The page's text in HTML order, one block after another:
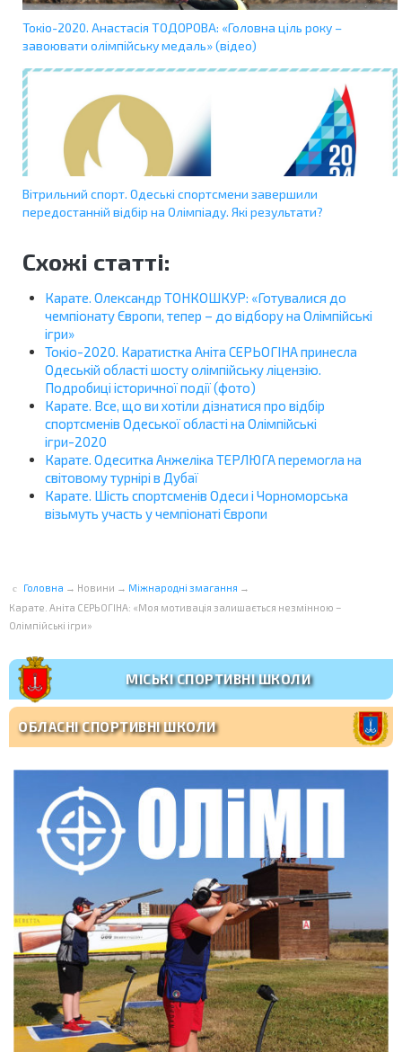
Токіо-2020. Анастасія ТОДОРОВА: «Головна ціль року –
завоювати олімпійську медаль» (відео)
Вітрильний спорт. Одеські спортсмени завершили
передостанній відбір на Олімпіаду. Які результати?
Схожі статті:
Карате. Олександр ТОНКОШКУР: «Готувалися до
чемпіонату Європи, тепер – до відбору на Олімпійські
ігри»
Токіо-2020. Каратистка Аніта СЕРЬОГІНА принесла
Одеській області шосту олімпійську ліцензію.
Подробиці історичної події (фото)
Карате. Все, що ви хотіли дізнатися про відбір
спортсменів Одеської області на Олімпійські
ігри-2020
Карате. Одеситка Анжеліка ТЕРЛЮГА перемогла на
світовому турнірі в Дубаї
Карате. Шість спортсменів Одеси і Чорноморська
візьмуть участь у чемпіонаті Європи
Головна → Новини → Міжнародні змагання →
Карате. Аніта СЕРЬОГІНА: «Моя мотивація залишається незмінною –
Олімпійські ігри»
МІСЬКІ СПОРТИВНІ ШКОЛИ
ОБЛАСНІ СПОРТИВНІ ШКОЛИ